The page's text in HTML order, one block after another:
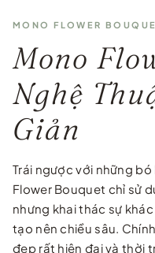
MONO FLOWER
Mono
Nghệ
Giản
Trái ngược với những
Flower Bouquet chỉ sử
nhưng khai thác sự
tạo nên chiều sâu.
đẹp rất hiện đại và thời